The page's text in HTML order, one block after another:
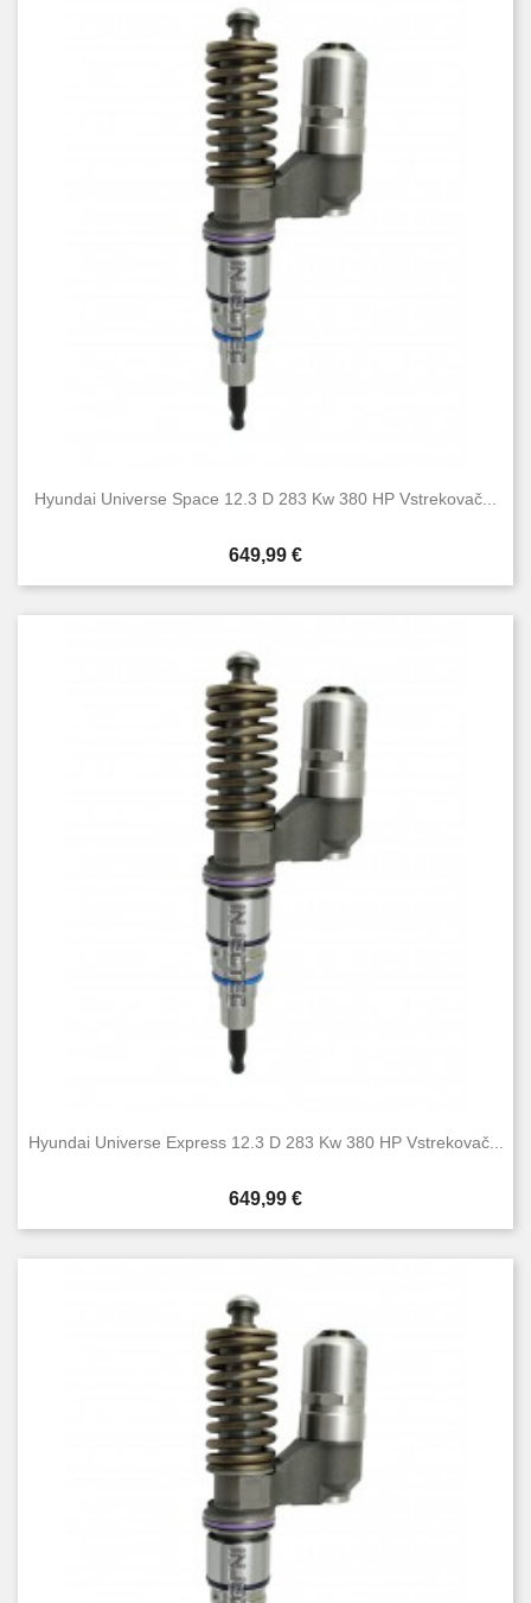
Hyundai Universe Space 12.3 D 283 Kw 380 HP Vstrekovač...
Cena
649,99 €
Hyundai Universe Express 12.3 D 283 Kw 380 HP Vstrekovač...
Cena
649,99 €